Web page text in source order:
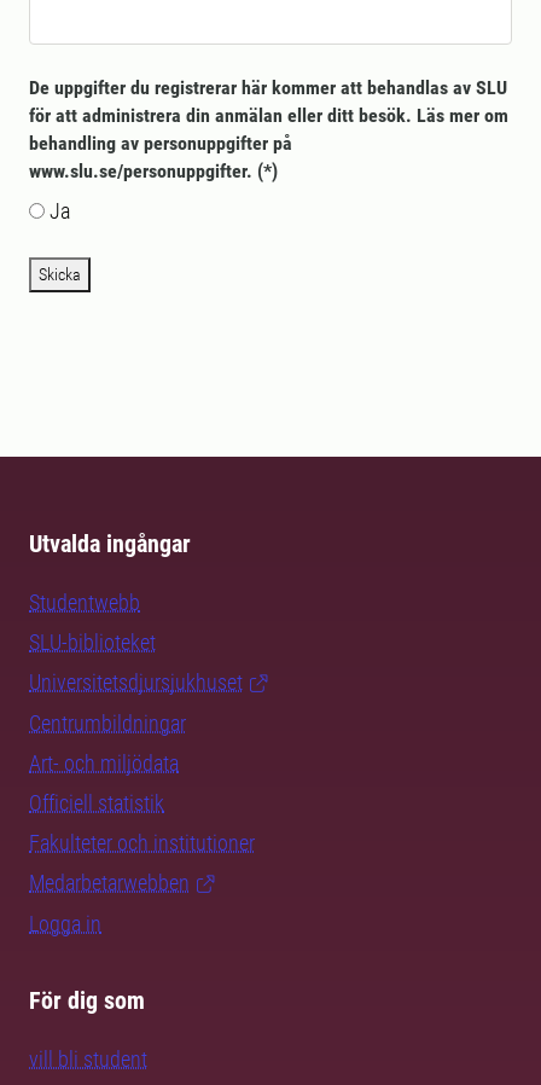
De uppgifter du registrerar här kommer att behandlas av SLU
för att administrera din anmälan eller ditt besök. Läs mer om
behandling av personuppgifter på
www.slu.se/personuppgifter.
Ja
Skicka
Utvalda ingångar
Studentwebb
SLU-biblioteket
Universitetsdjursjukhuset
Centrumbildningar
Art- och miljödata
Officiell statistik
Fakulteter och institutioner
Medarbetarwebben
Logga in
För dig som
vill bli student